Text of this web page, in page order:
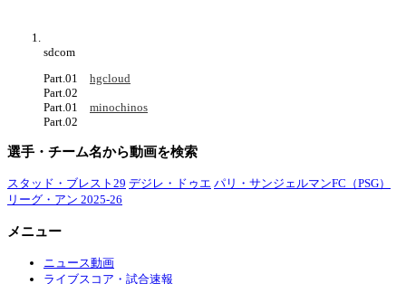
sdcom
Part.01 hgcloud
Part.02
Part.01 minochinos
Part.02
選手・チーム名から動画を検索
スタッド・ブレスト29 デジレ・ドゥエ パリ・サンジェルマンFC（PSG）
リーグ・アン 2025-26
メニュー
ニュース動画
ライブスコア・試合速報